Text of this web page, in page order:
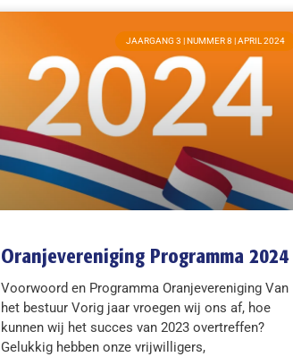
JAARGANG 3 | NUMMER 8 | APRIL 2024
Oranjevereniging Programma 2024
Voorwoord en Programma Oranjevereniging Van
het bestuur Vorig jaar vroegen wij ons af, hoe
kunnen wij het succes van 2023 overtreffen?
Gelukkig hebben onze vrijwilligers,